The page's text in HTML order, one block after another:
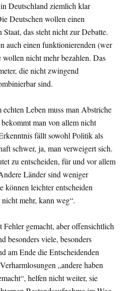
Deutschland ziemlich klar
Deutschen wollen einen
Staat, das steht nicht zur Debatte.
auch einen funktionierenden (wer
wollen nicht mehr bezahlen. Das
die nicht zwingend
sind.
Leben muss man Abstriche
bekommt man von allem nicht
fällt sowohl Politik als
schwer, ja, man verweigert sich.
zu entscheiden, für und vor allem
Länder sind weniger
können leichter entscheiden
mehr, kann weg“.
Fehler gemacht, aber offensichtlich
besonders viele, besonders
am Ende die Entscheidenden
„andere haben
helfen nicht weiter, sie